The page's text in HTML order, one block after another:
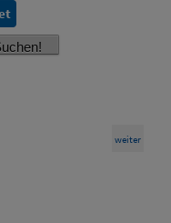
weiter